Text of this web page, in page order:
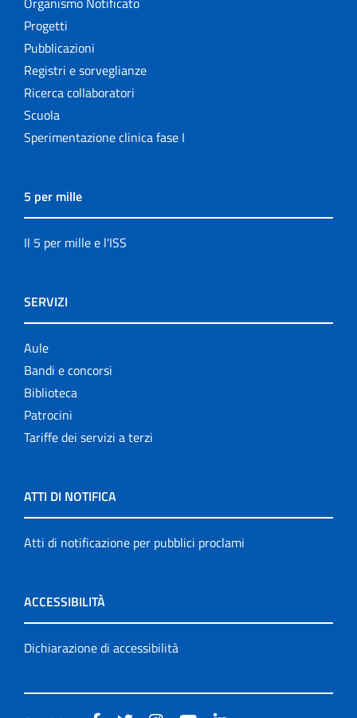
Progetti
Pubblicazioni
Registri e sorveglianze
Ricerca collaboratori
Scuola
Sperimentazione clinica fase I
5 per mille
Il 5 per mille e l'ISS
SERVIZI
Aule
Bandi e concorsi
Biblioteca
Patrocini
Tariffe dei servizi a terzi
ATTI DI NOTIFICA
Atti di notificazione per pubblici proclami
ACCESSIBILITÀ
Dichiarazione di accessibilità